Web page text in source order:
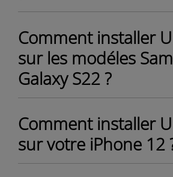
Comment installer
sur les modéles
Galaxy S22 ?
Comment installer
sur votre iPhone 12